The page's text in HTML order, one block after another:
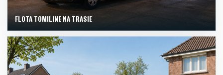
FLOTA TOMILINE NA TRASIE